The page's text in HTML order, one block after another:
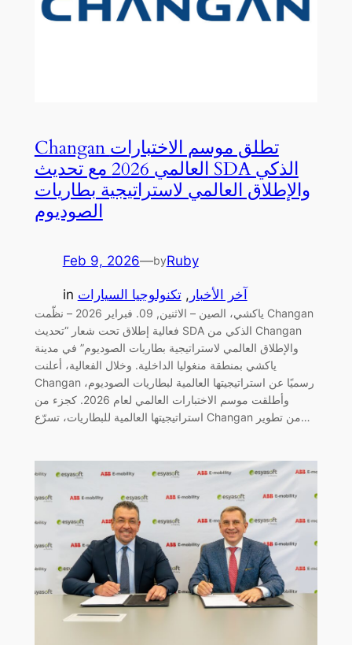
Changan تطلق موسم الاختبارات
العالمي 2026 مع تحديث SDA الذكي
والإطلاق العالمي لاستراتيجية بطاريات
الصوديوم
Feb 9, 2026—byRuby
in آخر الأخبار , تكنولوجيا السيارات
ياكشي، الصين – الاثنين, 09. فبراير 2026 – نظّمت Changan
فعالية إطلاق تحت شعار “تحديث SDA الذكي من Changan
والإطلاق العالمي لاستراتيجية بطاريات الصوديوم” في مدينة
ياكشي بمنطقة منغوليا الداخلية. وخلال الفعالية، أعلنت
Changan رسميًا عن استراتيجيتها العالمية لبطاريات الصوديوم،
وأطلقت موسم الاختبارات العالمي لعام 2026. كجزء من
استراتيجيتها العالمية للبطاريات، تسرّع Changan من تطوير…